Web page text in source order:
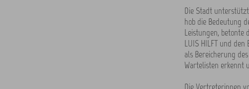
Die Stadt
hob die Bedeutung
Leistungen, betonte
LUIS HILFT und
als Bereicherung
Wartelisten erkennt